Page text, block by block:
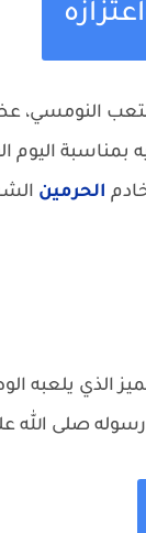
متعب
الحرمين
الذي يلعبه
رسوله صلى الله